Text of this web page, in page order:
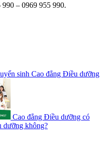
– 0969 955 990.
sinh Cao đẳng Điều dưỡng
Cao đẳng Điều dưỡng có
không?